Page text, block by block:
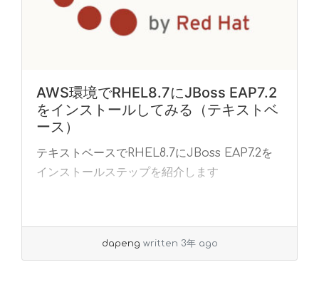
AWS環境でRHEL8.7にJBoss EAP7.2
をインストールしてみる（テキストベ
ース）
テキストベースでRHEL8.7にJBoss EAP7.2を
インストールステップを紹介します
dapeng written 3年 ago